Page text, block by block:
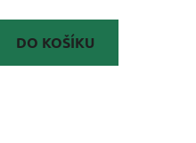
DO KOŠÍKU